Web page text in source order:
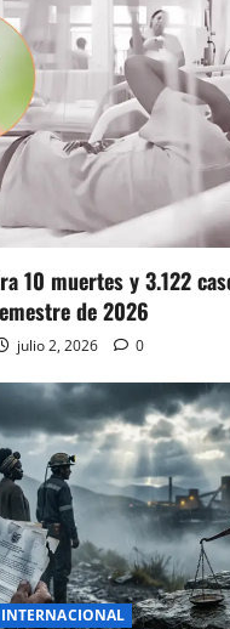
10 muertes y 3.122
de 2026
julio 2, 2026 0
INTERNACIONAL